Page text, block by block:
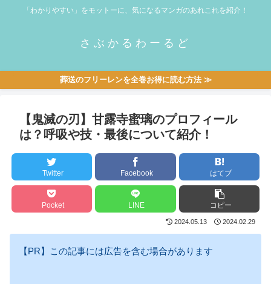
「わかりやすい」をモットーに、気になるマンガのあれこれを紹介！
さぶかるわーるど
葬送のフリーレンを全巻お得に読む方法 ≫
【鬼滅の刃】甘露寺蜜璃のプロフィール
は？呼吸や技・最後について紹介！
Twitter Facebook はてブ
Pocket LINE コピー
2024.05.13 2024.02.29
【PR】この記事には広告を含む場合があります